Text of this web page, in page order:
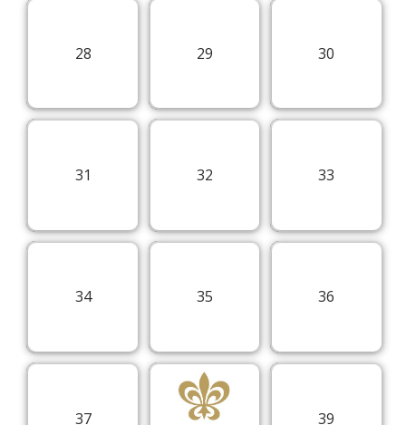
28 29 30
31 32 33
34 35 36
37 39